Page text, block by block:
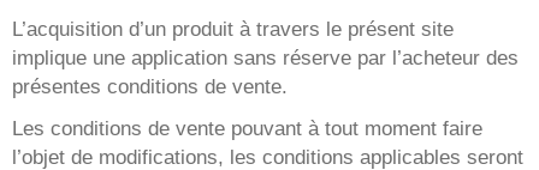
L’acquisition d’un produit à travers le présent site
implique une application sans réserve par l’acheteur des
présentes conditions de vente.
Les conditions de vente pouvant à tout moment faire
l’objet de modifications, les conditions applicables seront